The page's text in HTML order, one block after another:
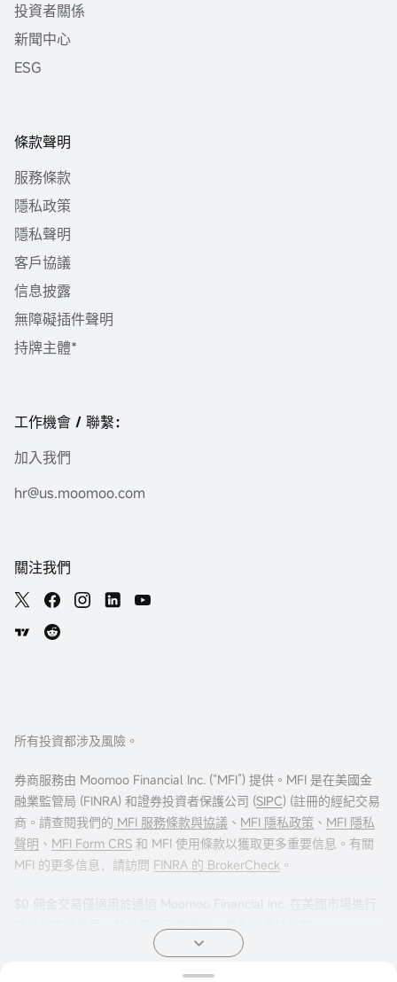
投資者關係
新聞中心
ESG
條款聲明
服務條款
隱私政策
隱私聲明
客戶協議
信息披露
無障礙插件聲明
持牌主體*
工作機會 / 聯繫：
加入我們
hr@us.moomoo.com
關注我們
所有投資都涉及風險。
券商服務由 Moomoo Financial Inc. (“MFI”) 提供。MFI 是在美國金
融業監管局 (FINRA) 和證券投資者保護公司 (SIPC) (註冊的經紀交易
商。請查閱我們的 MFI 服務條款與協議 、 MFI 隱私政策 、 MFI 隱私
聲明 、 MFI Form CRS 和 MFI 使用條款以獲取更多重要信息。有關
MFI 的更多信息，請訪問 FINRA 的 BrokerCheck 。
$0 佣金交易僅適用於通過 Moomoo Financial Inc. 在美國市場進行
交易的美國居民。其他費用可能適用。更多信息請訪問
。